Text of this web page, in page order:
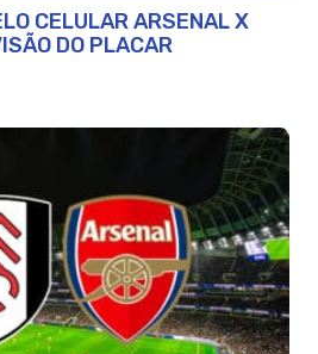
CELULAR ARSENAL X
DO PLACAR